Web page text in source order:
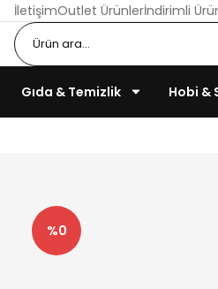
İletişimOutlet Ürünlerİndirimli
Gıda & Temizlik Hobi &
%0